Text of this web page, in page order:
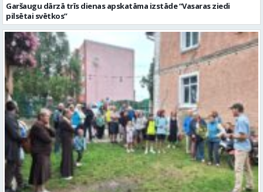
Garšaugu dārzā trīs dienas apskatāma izstāde “Vasaras ziedi
pilsētai svētkos”